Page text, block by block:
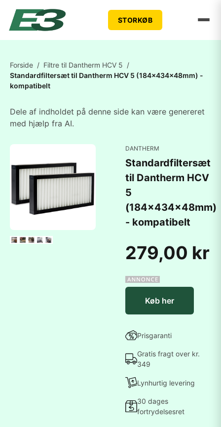
STORKØB
Forside / Filtre til Dantherm HCV 5 /
Standardfiltersæt til Dantherm HCV 5 (184x434x48mm) -
kompatibelt
Dele af indholdet på denne side kan være genereret
med hjælp fra AI.
DANTHERM
Standardfiltersæt
til Dantherm HCV
5
(184x434x48mm)
- kompatibelt
279,00 kr
Køb her
Prisgaranti
Gratis fragt over kr.
349
Lynhurtig levering
30 dages
fortrydelsesret